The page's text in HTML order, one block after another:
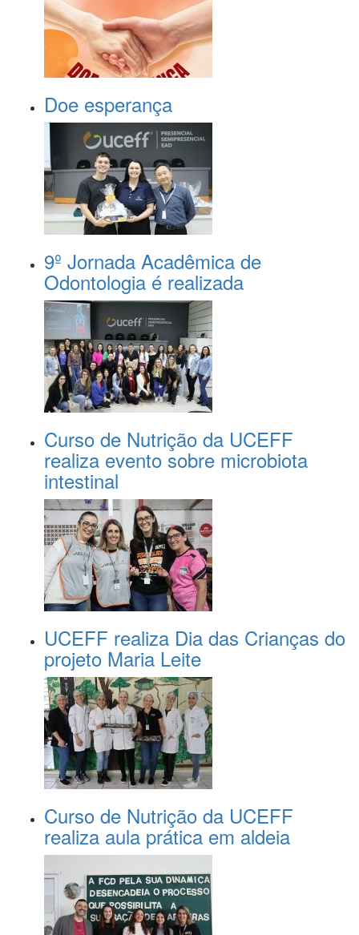
Doe esperança
9º Jornada Acadêmica de
Odontologia é realizada
Curso de Nutrição da UCEFF
realiza evento sobre microbiota
intestinal
UCEFF realiza Dia das Crianças do
projeto Maria Leite
Curso de Nutrição da UCEFF
realiza aula prática em aldeia